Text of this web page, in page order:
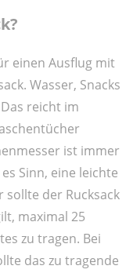
einen Ausflug mit
Wasser, Snacks
reicht im
ist immer
Sinn, eine leichte
sollte der Rucksack
maximal 25
zu tragen. Bei
das zu tragende